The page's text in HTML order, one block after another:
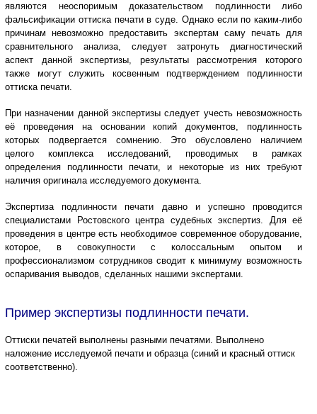
являются неоспоримым доказательством подлинности либо
фальсификации оттиска печати в суде. Однако если по каким-либо
причинам невозможно предоставить экспертам саму печать для
сравнительного анализа, следует затронуть диагностический
аспект данной экспертизы, результаты рассмотрения которого
также могут служить косвенным подтверждением подлинности
оттиска печати.
При назначении данной экспертизы следует учесть невозможность
её проведения на основании копий документов, подлинность
которых подвергается сомнению. Это обусловлено наличием
целого комплекса исследований, проводимых в рамках
определения подлинности печати, и некоторые из них требуют
наличия оригинала исследуемого документа.
Экспертиза подлинности печати давно и успешно проводится
специалистами Ростовского центра судебных экспертиз. Для её
проведения в центре есть необходимое современное оборудование,
которое, в совокупности с колоссальным опытом и
профессионализмом сотрудников сводит к минимуму возможность
оспаривания выводов, сделанных нашими экспертами.
Пример экспертизы подлинности печати.
Оттиски печатей выполнены разными печатями. Выполнено
наложение исследуемой печати и образца (синий и красный оттиск
соответственно).